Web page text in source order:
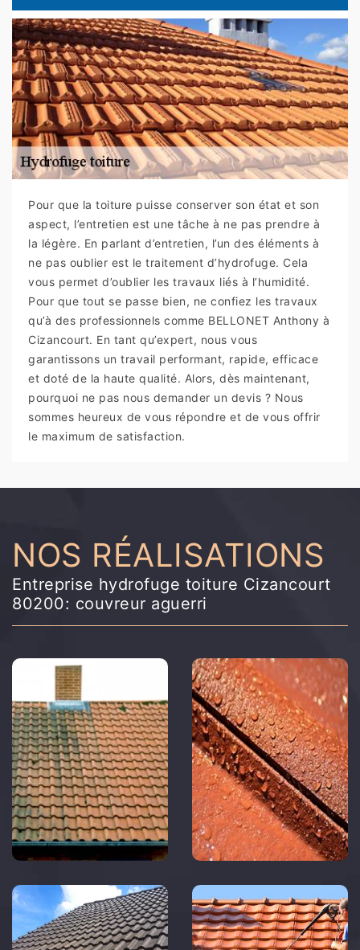
Pour que la toiture puisse conserver son état et son
aspect, l’entretien est une tâche à ne pas prendre à
la légère. En parlant d’entretien, l’un des éléments à
ne pas oublier est le traitement d’hydrofuge. Cela
vous permet d’oublier les travaux liés à l’humidité.
Pour que tout se passe bien, ne confiez les travaux
qu’à des professionnels comme BELLONET Anthony à
Cizancourt. En tant qu’expert, nous vous
garantissons un travail performant, rapide, efficace
et doté de la haute qualité. Alors, dès maintenant,
pourquoi ne pas nous demander un devis ? Nous
sommes heureux de vous répondre et de vous offrir
le maximum de satisfaction.
NOS RÉALISATIONS
Entreprise hydrofuge toiture Cizancourt
80200: couvreur aguerri